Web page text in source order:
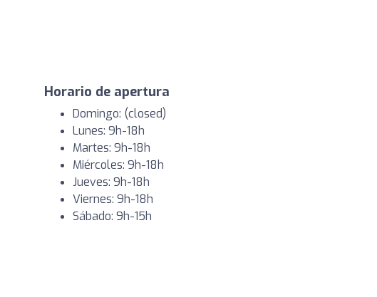
Horario de apertura
Domingo: (closed)
Lunes: 9h-18h
Martes: 9h-18h
Miércoles: 9h-18h
Jueves: 9h-18h
Viernes: 9h-18h
Sábado: 9h-15h